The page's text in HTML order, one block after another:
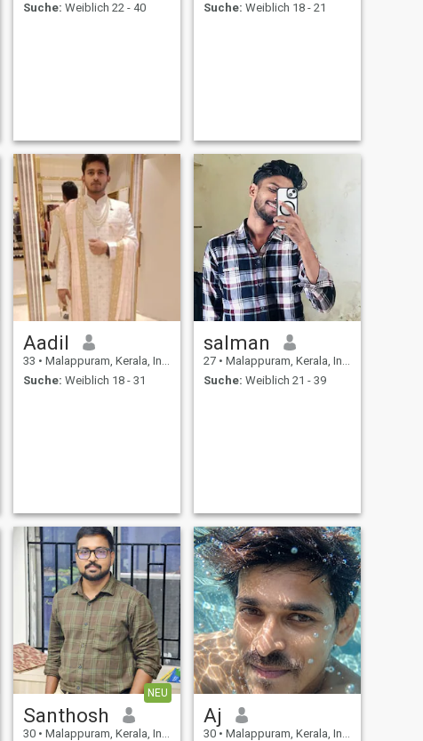
Suche: Weiblich 22 - 40
Suche: Weiblich 18 - 21
Aadil
33 • Malappuram, Kerala, Indien
Suche: Weiblich 18 - 31
salman
27 • Malappuram, Kerala, Indien
Suche: Weiblich 21 - 39
NEU
Santhosh
30 • Malappuram, Kerala, Indien
Aj
30 • Malappuram, Kerala, Indien